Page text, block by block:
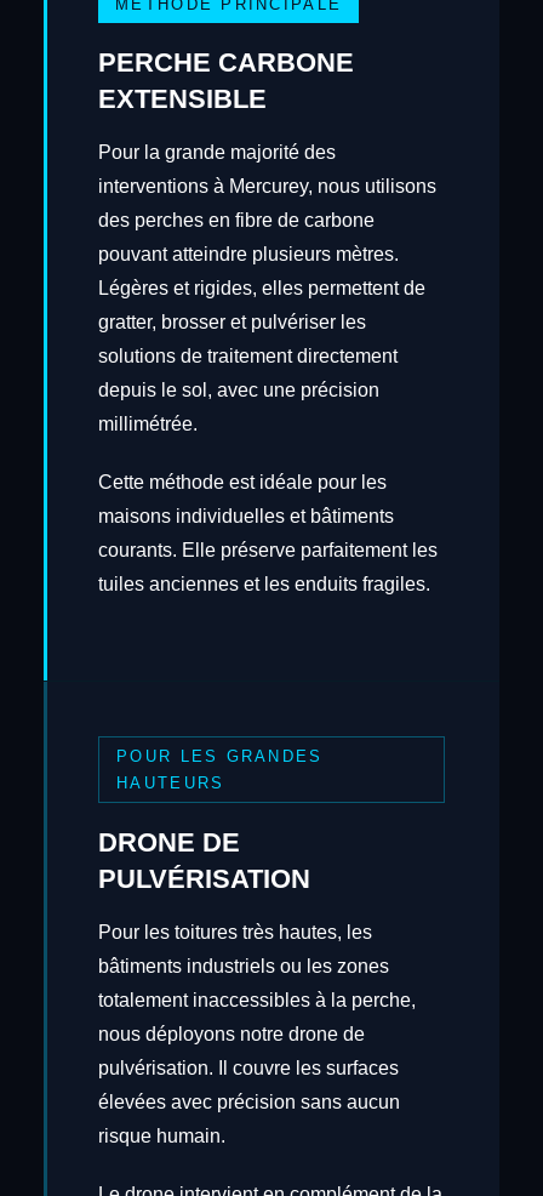
MÉTHODE PRINCIPALE
PERCHE CARBONE
EXTENSIBLE
Pour la grande majorité des
interventions à Mercurey, nous utilisons
des perches en fibre de carbone
pouvant atteindre plusieurs mètres.
Légères et rigides, elles permettent de
gratter, brosser et pulvériser les
solutions de traitement directement
depuis le sol, avec une précision
millimétrée.
Cette méthode est idéale pour les
maisons individuelles et bâtiments
courants. Elle préserve parfaitement les
tuiles anciennes et les enduits fragiles.
POUR LES GRANDES
HAUTEURS
DRONE DE
PULVÉRISATION
Pour les toitures très hautes, les
bâtiments industriels ou les zones
totalement inaccessibles à la perche,
nous déployons notre drone de
pulvérisation. Il couvre les surfaces
élevées avec précision sans aucun
risque humain.